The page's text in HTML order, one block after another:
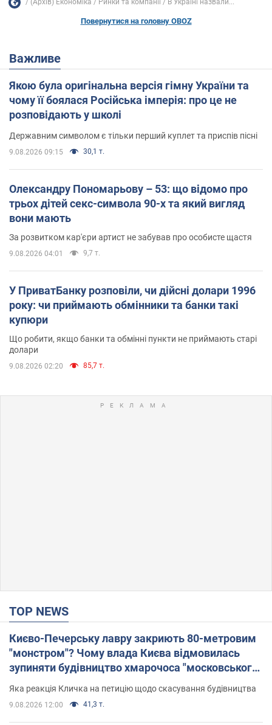
(Архів) Економіка Ринки та компанії В Україні назвали...
Повернутися на головну OBOZ
Важливе
Якою була оригінальна версія гімну України та
чому її боялася Російська імперія: про це не
розповідають у школі
Державним символом є тільки перший куплет та приспів пісні
9.08.2026 09:15 30,1 т.
Олександру Пономарьову – 53: що відомо про
трьох дітей секс-символа 90-х та який вигляд
вони мають
За розвитком кар'єри артист не забував про особисте щастя
9.08.2026 04:01 9,7 т.
У ПриватБанку розповіли, чи дійсні долари 1996
року: чи приймають обмінники та банки такі
купюри
Що робити, якщо банки та обмінні пункти не приймають старі
долари
9.08.2026 02:20 85,7 т.
TOP NEWS
Києво-Печерську лавру закриють 80-метровим
"монстром"? Чому влада Києва відмовилась
зупиняти будівництво хмарочоса "московського
вірянина"
Яка реакція Кличка на петицію щодо скасування будівництва
9.08.2026 12:00 41,3 т.